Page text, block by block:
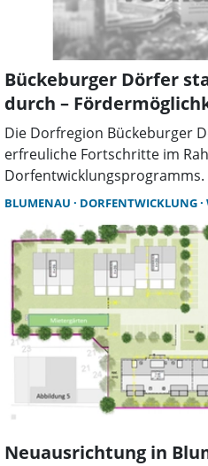
Bückeburger Dörfer
durch –
Die Dorfregion Bückeburger
erfreuliche Fortschritte im
wurden erfolgreich beantragt
beginnen können.
BLUMENAU DORFENTWICKLUNG
Neuausrichtung in